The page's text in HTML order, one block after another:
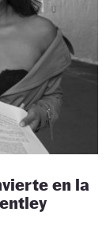
en la